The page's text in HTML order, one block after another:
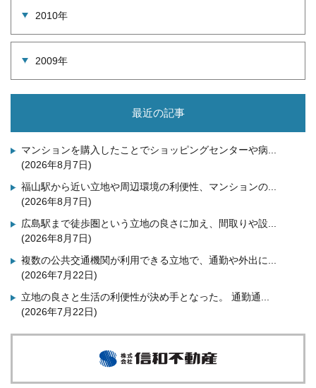
2010年
2009年
最近の記事
マンションを購入したことでショッピングセンターや病...
(2026年8月7日)
福山駅から近い立地や周辺環境の利便性、マンションの...
(2026年8月7日)
広島駅まで徒歩圏という立地の良さに加え、間取りや設...
(2026年8月7日)
複数の公共交通機関が利用できる立地で、通勤や外出に...
(2026年7月22日)
立地の良さと生活の利便性が決め手となった。 通勤通...
(2026年7月22日)